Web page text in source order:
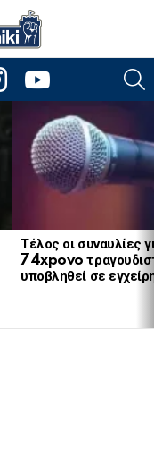
instagramyoutube
Τέλος οι συναυλίες
74xpovo
υποβληθεί σε